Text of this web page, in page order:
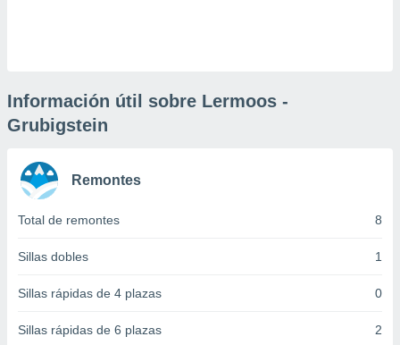
similares
este sitio
de
en
Información útil sobre Lermoos -
Grubigstein
Remontes
Total de remontes 8
Sillas dobles 1
Sillas rápidas de 4 plazas 0
Sillas rápidas de 6 plazas 2